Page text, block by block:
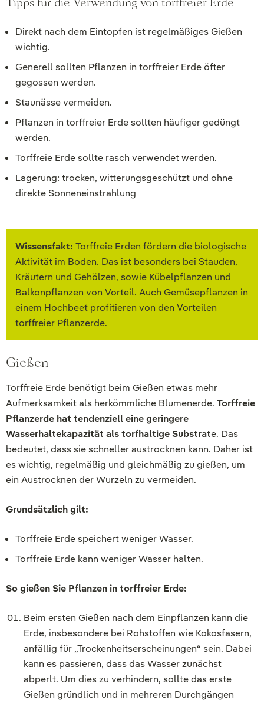
Direkt nach dem Eintopfen ist regelmäßiges Gießen
wichtig.
Generell sollten Pflanzen in torffreier Erde öfter
gegossen werden.
Staunässe vermeiden.
Pflanzen in torffreier Erde sollten häufiger gedüngt
werden.
Torffreie Erde sollte rasch verwendet werden.
Lagerung: trocken, witterungsgeschützt und ohne
direkte Sonneneinstrahlung
Wissensfakt: Torffreie Erden fördern die biologische
Aktivität im Boden. Das ist besonders bei Stauden,
Kräutern und Gehölzen, sowie Kübelpflanzen und
Balkonpflanzen von Vorteil. Auch Gemüsepflanzen in
einem Hochbeet profitieren von den Vorteilen
torffreier Pflanzerde.
Gießen
Torffreie Erde benötigt beim Gießen etwas mehr
Aufmerksamkeit als herkömmliche Blumenerde. Torffreie
Pflanzerde hat tendenziell eine geringere
Wasserhaltekapazität als torfhaltige Substrate. Das
bedeutet, dass sie schneller austrocknen kann. Daher ist
es wichtig, regelmäßig und gleichmäßig zu gießen, um
ein Austrocknen der Wurzeln zu vermeiden.
Grundsätzlich gilt:
Torffreie Erde speichert weniger Wasser.
Torffreie Erde kann weniger Wasser halten.
So gießen Sie Pflanzen in torffreier Erde:
Beim ersten Gießen nach dem Einpflanzen kann die
Erde, insbesondere bei Rohstoffen wie Kokosfasern,
anfällig für „Trockenheitserscheinungen“ sein. Dabei
kann es passieren, dass das Wasser zunächst
abperlt. Um dies zu verhindern, sollte das erste
Gießen gründlich und in mehreren Durchgängen